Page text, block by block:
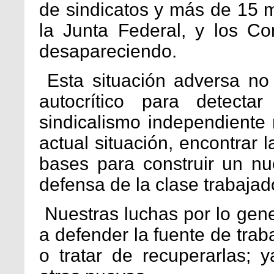
de sindicatos y más de 15
la Junta Federal, y los
desapareciendo.
Esta situación adversa
autocrítico para
sindicalismo
actual situación, encontrar
bases para construir un
defensa de la clase
Nuestras luchas por lo
a defender la fuente de
o tratar de recuperarlas;